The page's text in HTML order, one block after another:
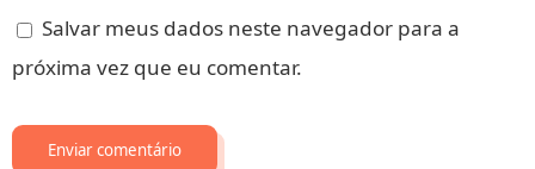
Salvar meus dados neste navegador para a
próxima vez que eu comentar.